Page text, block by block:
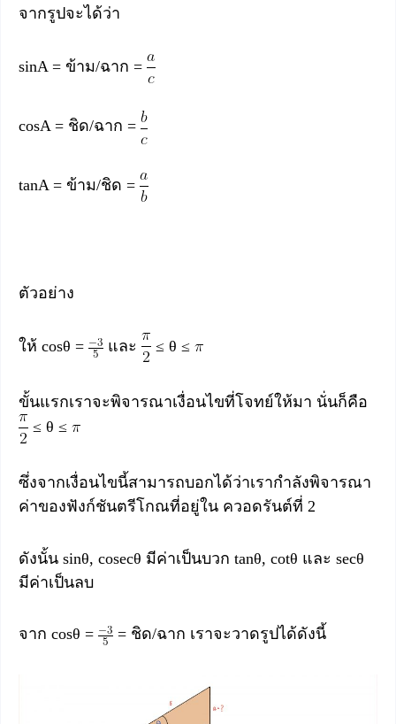
จากรูปจะได้ว่า
sinA = ข้าม/ฉาก =
cosA = ชิด/ฉาก =
tanA = ข้าม/ชิด =
ตัวอย่าง
ให้ cosθ = และ ≤ θ ≤
ขั้นแรกเราจะพิจารณาเงื่อนไขที่โจทย์ให้มา นั่นก็คือ
≤ θ ≤
ซึ่งจากเงื่อนไขนี้สามารถบอกได้ว่าเรากำลังพิจารณา
ค่าของฟังก์ชันตรีโกณที่อยู่ใน ควอดรันต์ที่ 2
ดังนั้น sinθ, cosecθ มีค่าเป็นบวก tanθ, cotθ และ secθ
มีค่าเป็นลบ
จาก cosθ = = ชิด/ฉาก เราจะวาดรูปได้ดังนี้